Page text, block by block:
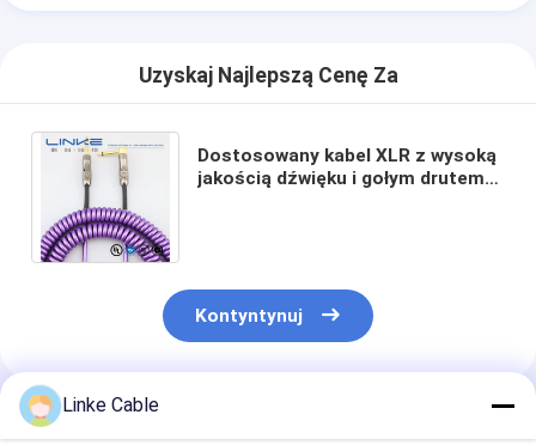
Uzyskaj Najlepszą Cenę Za
Dostosowany kabel XLR z wysoką
jakością dźwięku i gołym drutem
Kontyntynuj
Polecane Produkty
Linke Cable